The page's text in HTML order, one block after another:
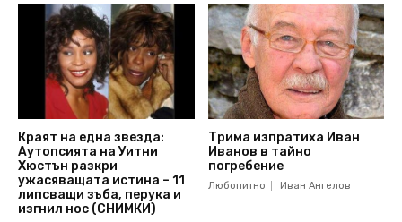
Краят на една звезда:
Аутопсията на Уитни
Хюстън разкри
ужасяващата истина – 11
липсващи зъба, перука и
изгнил нос (СНИМКИ)
Трима изпратиха Иван
Иванов в тайно
погребение
Любопитно Иван Ангелов